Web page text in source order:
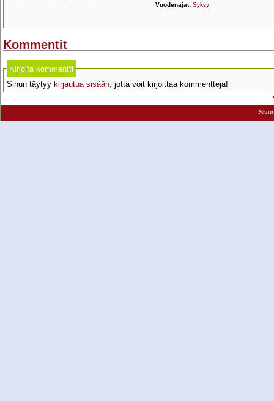
Vuodenajat: Syksy
Kommentit
Kirjoita kommentti
Sinun täytyy kirjautua sisään, jotta voit kirjoittaa kommentteja!